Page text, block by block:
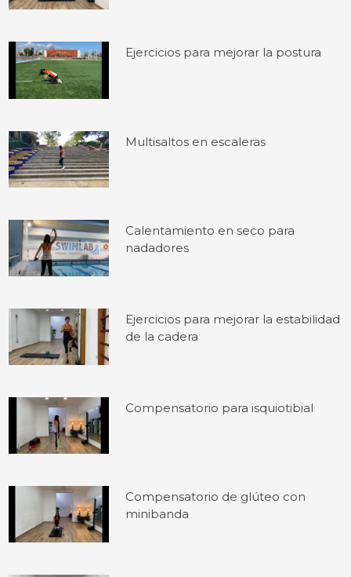
Ejercicios para mejorar la postura
Multisaltos en escaleras
Calentamiento en seco para
nadadores
Ejercicios para mejorar la estabilidad
de la cadera
Compensatorio para isquiotibial
Compensatorio de glúteo con
minibanda